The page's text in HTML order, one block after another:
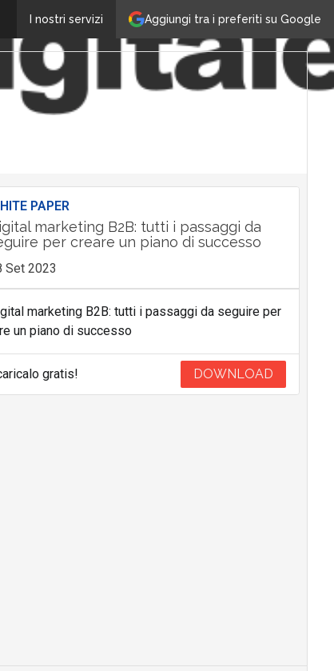
Aggiungi tra i preferiti su Google
I nostri servizi
PAPER
marketing B2B: tutti i passaggi da
per creare un piano di successo
Set 2023
gratis! DOWNLOAD